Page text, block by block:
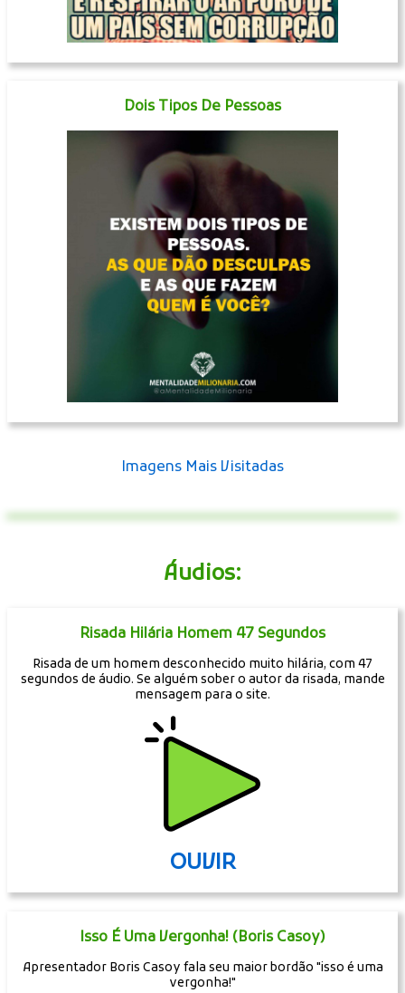
Dois Tipos De Pessoas
Imagens Mais Visitadas
Áudios:
Risada Hilária Homem 47 Segundos
Risada de um homem desconhecido muito hilária, com 47
segundos de áudio. Se alguém sober o autor da risada, mande
mensagem para o site.
OUVIR
Isso É Uma Vergonha! (Boris Casoy)
Apresentador Boris Casoy fala seu maior bordão "isso é uma
vergonha!"